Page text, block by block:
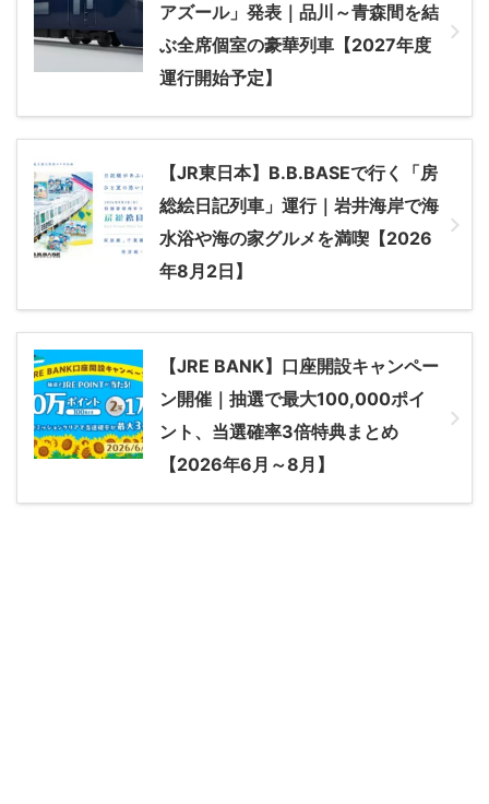
アズール」発表｜品川～青森間を結
ぶ全席個室の豪華列車【2027年度
運行開始予定】
【JR東日本】B.B.BASEで行く「房
総絵日記列車」運行｜岩井海岸で海
水浴や海の家グルメを満喫【2026
年8月2日】
【JRE BANK】口座開設キャンペー
ン開催｜抽選で最大100,000ポイ
ント、当選確率3倍特典まとめ
【2026年6月～8月】